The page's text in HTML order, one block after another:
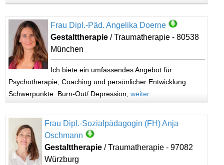
Frau Dipl.-Päd. Angelika Doerne
Gestalttherapie / Traumatherapie - 80538
München
Ich biete ein umfassendes Angebot für
Psychotherapie, Coaching und persönlicher Entwicklung.
Schwerpunkte: Burn-Out/ Depression,weiter...
Frau Dipl.-Sozialpädagogin (FH) Anja
Oschmann
Gestalttherapie/ Traumatherapie - 97082
Würzburg